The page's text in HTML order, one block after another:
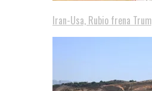
Iran-Usa, Rubio frena